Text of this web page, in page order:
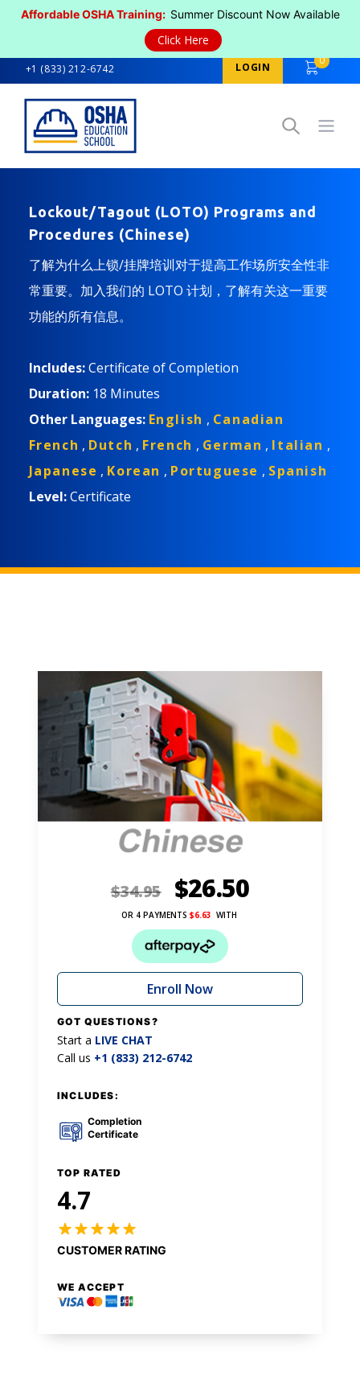
Affordable OSHA Training: Summer Discount Now Available
Click Here
+1 (833) 212-6742 LOGIN
0
Lockout/Tagout (LOTO) Programs and
Procedures (Chinese)
了解为什么上锁/挂牌培训对于提高工作场所安全性非
常重要。加入我们的 LOTO 计划，了解有关这一重要
功能的所有信息。
Includes:Certificate of Completion
Duration: 18 Minutes
Other Languages: English , Canadian
French , Dutch , French , German , Italian ,
Japanese , Korean , Portuguese , Spanish
Level:Certificate
$34.95 $26.50
OR 4 PAYMENTS $6.63 WITH
Enroll Now
GOT QUESTIONS?
Start a LIVE CHAT
Call us +1 (833) 212-6742
INCLUDES:
Completion
Certificate
TOP RATED
4.7
CUSTOMER RATING
WE ACCEPT